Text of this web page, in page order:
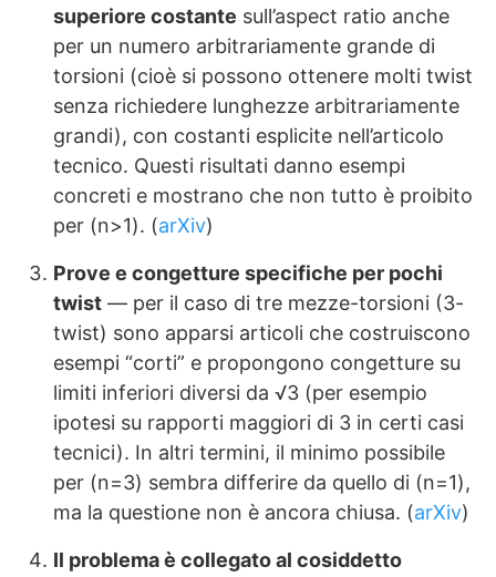
superiore costante sull’aspect ratio anche
per un numero arbitrariamente grande di
torsioni (cioè si possono ottenere molti twist
senza richiedere lunghezze arbitrariamente
grandi), con costanti esplicite nell’articolo
tecnico. Questi risultati danno esempi
concreti e mostrano che non tutto è proibito
per (n>1). (arXiv)
Prove e congetture specifiche per pochi
twist — per il caso di tre mezze-torsioni (3-
twist) sono apparsi articoli che costruiscono
esempi “corti” e propongono congetture su
limiti inferiori diversi da √3 (per esempio
ipotesi su rapporti maggiori di 3 in certi casi
tecnici). In altri termini, il minimo possibile
per (n=3) sembra differire da quello di (n=1),
ma la questione non è ancora chiusa. (arXiv)
Il problema è collegato al cosiddetto